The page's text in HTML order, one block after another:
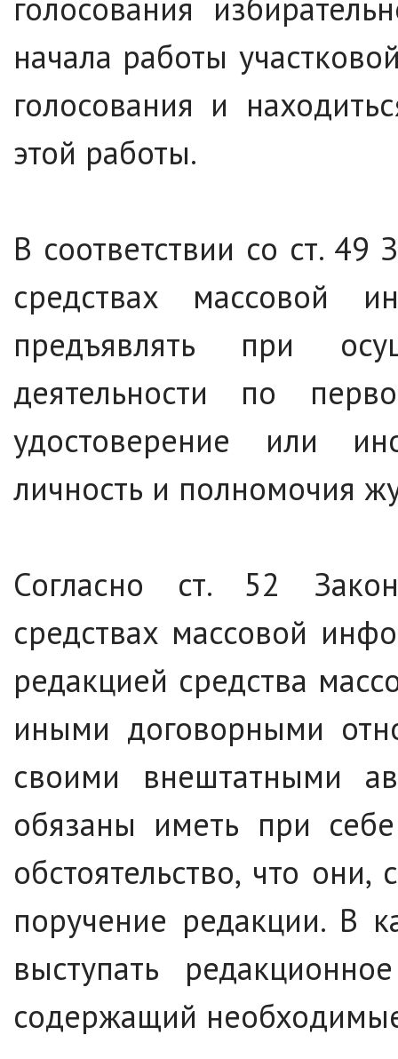
голосования
начала работы
голосования и
этой работы.
В соответствии со ст.
средствах массовой
предъявлять при
деятельности по
удостоверение или
личность и полномочия
Согласно ст. 52
средствах массовой
редакцией средства
иными договорными
своими внештатными
обязаны иметь при
обстоятельство, что
поручение редакции. В
выступать
содержащий